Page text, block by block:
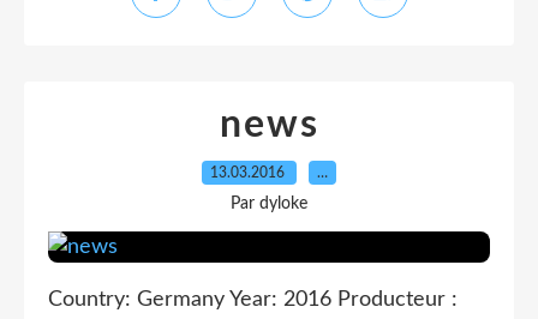
news
13.03.2016 …
Par dyloke
Country: Germany Year: 2016 Producteur :